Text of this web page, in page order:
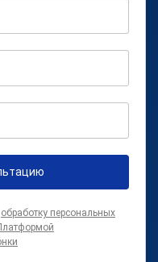
обработку персональных